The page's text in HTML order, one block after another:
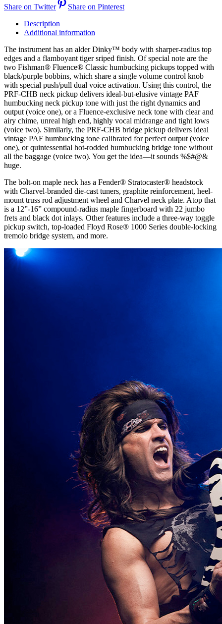
Share on Twitter
Share on Pinterest
Description
Additional information
The instrument has an alder Dinky™ body with sharper-radius top
edges and a flamboyant tiger sriped finish. Of special note are the
two Fishman® Fluence® Classic humbucking pickups topped with
black/purple bobbins, which share a single volume control knob
with special push/pull dual voice activation. Using this control, the
PRF-CHB neck pickup delivers ideal-but-elusive vintage PAF
humbucking neck pickup tone with just the right dynamics and
output (voice one), or a Fluence-exclusive neck tone with clear and
airy chime, unreal high end, highly vocal midrange and tight lows
(voice two). Similarly, the PRF-CHB bridge pickup delivers ideal
vintage PAF humbucking tone calibrated for perfect output (voice
one), or quintessential hot-rodded humbucking bridge tone without
all the baggage (voice two). You get the idea—it sounds %$#@&
huge.
The bolt-on maple neck has a Fender® Stratocaster® headstock
with Charvel-branded die-cast tuners, graphite reinforcement, heel-
mount truss rod adjustment wheel and Charvel neck plate. Atop that
is a 12”-16” compound-radius maple fingerboard with 22 jumbo
frets and black dot inlays. Other features include a three-way toggle
pickup switch, top-loaded Floyd Rose® 1000 Series double-locking
tremolo bridge system, and more.